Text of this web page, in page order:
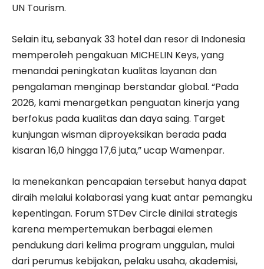
UN Tourism.
Selain itu, sebanyak 33 hotel dan resor di Indonesia
memperoleh pengakuan MICHELIN Keys, yang
menandai peningkatan kualitas layanan dan
pengalaman menginap berstandar global. “Pada
2026, kami menargetkan penguatan kinerja yang
berfokus pada kualitas dan daya saing. Target
kunjungan wisman diproyeksikan berada pada
kisaran 16,0 hingga 17,6 juta,” ucap Wamenpar.
Ia menekankan pencapaian tersebut hanya dapat
diraih melalui kolaborasi yang kuat antar pemangku
kepentingan. Forum STDev Circle dinilai strategis
karena mempertemukan berbagai elemen
pendukung dari kelima program unggulan, mulai
dari perumus kebijakan, pelaku usaha, akademisi,